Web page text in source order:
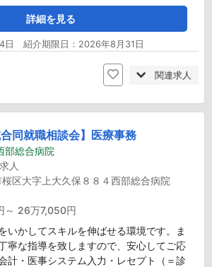
詳細を見る
日 紹介期限日：2026年8月31日
関連求人
合同就職相談会】医療事務
部総合病院
人
区大字上大久保８８４西部総合病院
～ 26万7,050円
いかしてスキルを伸ばせる環境です。ま
寧な指導を致しますので、安心してご応
計・医事システム入力・レセプト（＝診